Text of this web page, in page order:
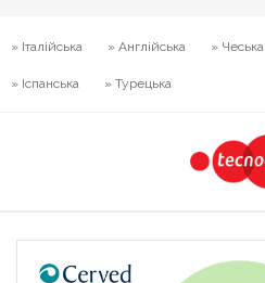
» Італійська » Англійська » Чеська
» Іспанська » Турецька